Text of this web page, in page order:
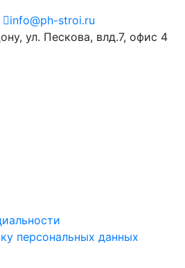
info@ph-stroi.ru
ул. Пескова, влд.7, офис 4
персональных данных